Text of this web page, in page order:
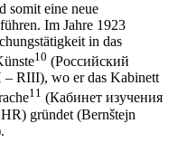
somit eine neue
Im Jahre 1923
in das
10 (Российский
RIII), wo er das Kabinett
11 (Кабинет изучения
gründet (Bernštejn